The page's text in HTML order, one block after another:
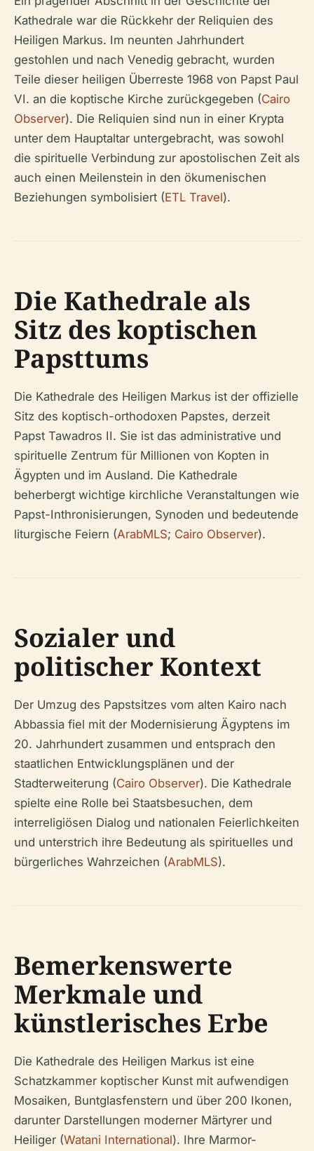
Kathedrale war die Rückkehr der Reliquien des
Heiligen Markus. Im neunten Jahrhundert
gestohlen und nach Venedig gebracht, wurden
Teile dieser heiligen Überreste 1968 von Papst Paul
VI. an die koptische Kirche zurückgegeben (Cairo
Observer). Die Reliquien sind nun in einer Krypta
unter dem Hauptaltar untergebracht, was sowohl
die spirituelle Verbindung zur apostolischen Zeit als
auch einen Meilenstein in den ökumenischen
Beziehungen symbolisiert (ETL Travel).
Die Kathedrale als
Sitz des koptischen
Papsttums
Die Kathedrale des Heiligen Markus ist der offizielle
Sitz des koptisch-orthodoxen Papstes, derzeit
Papst Tawadros II. Sie ist das administrative und
spirituelle Zentrum für Millionen von Kopten in
Ägypten und im Ausland. Die Kathedrale
beherbergt wichtige kirchliche Veranstaltungen wie
Papst-Inthronisierungen, Synoden und bedeutende
liturgische Feiern (ArabMLS; Cairo Observer).
Sozialer und
politischer Kontext
Der Umzug des Papstsitzes vom alten Kairo nach
Abbassia fiel mit der Modernisierung Ägyptens im
20. Jahrhundert zusammen und entsprach den
staatlichen Entwicklungsplänen und der
Stadterweiterung (Cairo Observer). Die Kathedrale
spielte eine Rolle bei Staatsbesuchen, dem
interreligiösen Dialog und nationalen Feierlichkeiten
und unterstrich ihre Bedeutung als spirituelles und
bürgerliches Wahrzeichen (ArabMLS).
Bemerkenswerte
Merkmale und
künstlerisches Erbe
Die Kathedrale des Heiligen Markus ist eine
Schatzkammer koptischer Kunst mit aufwendigen
Mosaiken, Buntglasfenstern und über 200 Ikonen,
darunter Darstellungen moderner Märtyrer und
Heiliger (Watani International). Ihre Marmor-